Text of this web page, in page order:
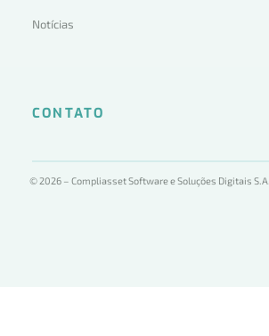
Notícias
CONTATO
© 2026 – Compliasset Software e Soluções Digitais S.A.